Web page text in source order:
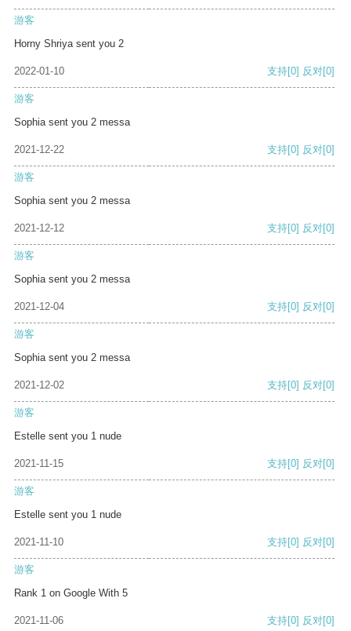
游客
Horny Shriya sent you 2
2022-01-10 支持[0] 反对[0]
游客
Sophia sent you 2 messa
2021-12-22 支持[0] 反对[0]
游客
Sophia sent you 2 messa
2021-12-12 支持[0] 反对[0]
游客
Sophia sent you 2 messa
2021-12-04 支持[0] 反对[0]
游客
Sophia sent you 2 messa
2021-12-02 支持[0] 反对[0]
游客
Estelle sent you 1 nude
2021-11-15 支持[0] 反对[0]
游客
Estelle sent you 1 nude
2021-11-10 支持[0] 反对[0]
游客
Rank 1 on Google With 5
2021-11-06 支持[0] 反对[0]